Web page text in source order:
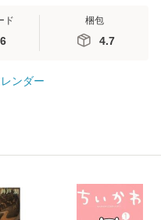
ド 梱包
4.7
ンダー